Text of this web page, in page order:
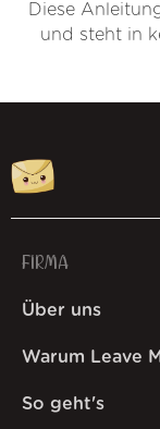
Diese
und steht in
FIRMA
Über uns
Warum Leave
So geht's